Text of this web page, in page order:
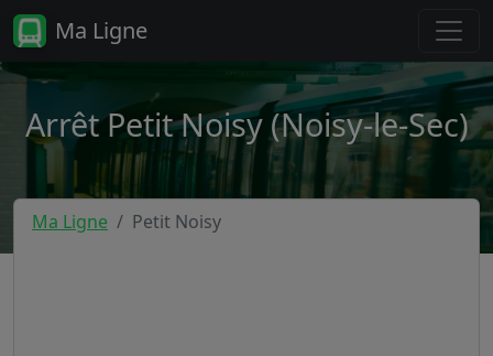
Ma Ligne
Arrêt Petit Noisy (Noisy-le-Sec)
Ma Ligne Petit Noisy